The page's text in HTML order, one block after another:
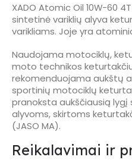
XADO Atomic Oil 10W-60
sintetinė variklių alyva
varikliams. Joje yra
Naudojama motociklų,
moto technikos
rekomenduojama aukštų
sportinių motociklų
pranoksta aukščiausią lygį
alyvoms, skirtoms
(JASO MA).
Reikalavimai ir